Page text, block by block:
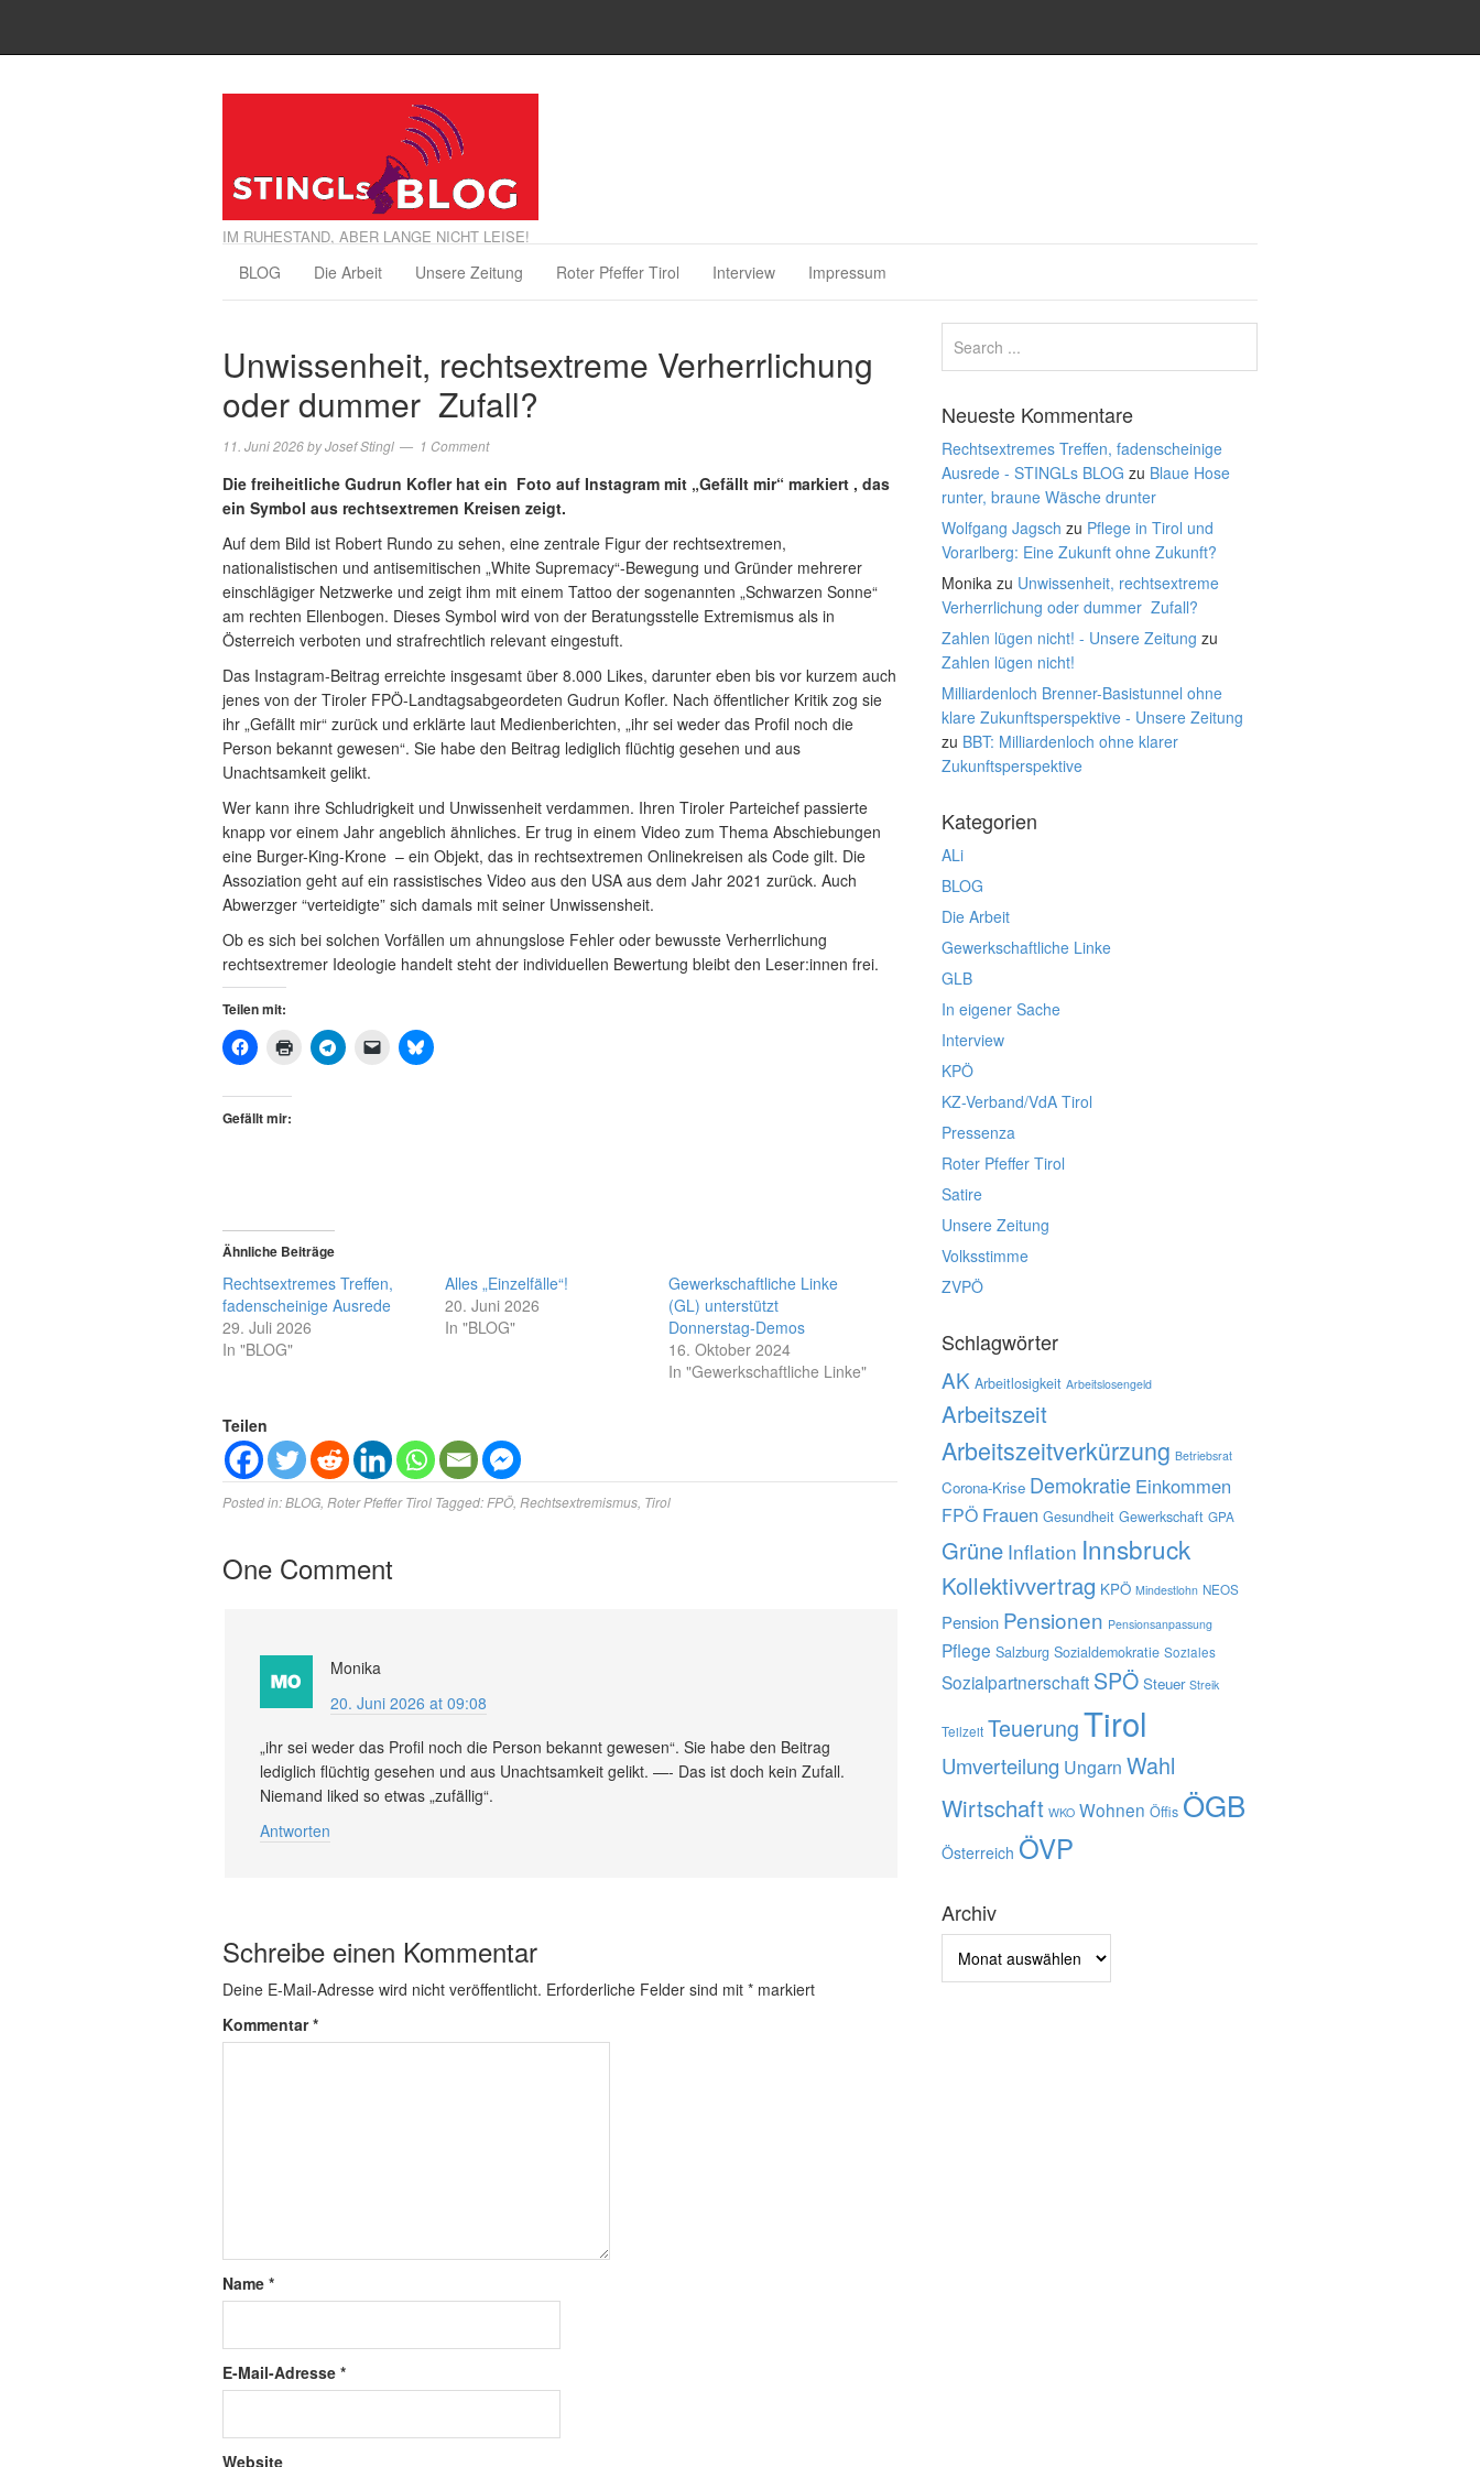
IM RUHESTAND, ABER LANGE NICHT LEISE!
BLOG Die Arbeit Unsere Zeitung Roter Pfeffer Tirol Interview Impressum
Unwissenheit, rechtsextreme Verherrlichung
oder dummer Zufall?
11. Juni 2026byJosef Stingl 1 Comment
Die freiheitliche Gudrun Kofler hat ein Foto auf Instagram mit „Gefällt mir“ markiert , das
ein Symbol aus rechtsextremen Kreisen zeigt.
Auf dem Bild ist Robert Rundo zu sehen, eine zentrale Figur der rechtsextremen,
nationalistischen und antisemitischen „White Supremacy“-Bewegung und Gründer mehrerer
einschlägiger Netzwerke und zeigt ihm mit einem Tattoo der sogenannten „Schwarzen Sonne“
am rechten Ellenbogen. Dieses Symbol wird von der Beratungsstelle Extremismus als in
Österreich verboten und strafrechtlich relevant eingestuft.
Das Instagram-Beitrag erreichte insgesamt über 8.000 Likes, darunter eben bis vor kurzem auch
jenes von der Tiroler FPÖ-Landtagsabgeordeten Gudrun Kofler. Nach öffentlicher Kritik zog sie
ihr „Gefällt mir“ zurück und erklärte laut Medienberichten, „ihr sei weder das Profil noch die
Person bekannt gewesen“. Sie habe den Beitrag lediglich flüchtig gesehen und aus
Unachtsamkeit gelikt.
Wer kann ihre Schludrigkeit und Unwissenheit verdammen. Ihren Tiroler Parteichef passierte
knapp vor einem Jahr angeblich ähnliches. Er trug in einem Video zum Thema Abschiebungen
eine Burger-King-Krone – ein Objekt, das in rechtsextremen Onlinekreisen als Code gilt. Die
Assoziation geht auf ein rassistisches Video aus den USA aus dem Jahr 2021 zurück. Auch
Abwerzger “verteidigte” sich damals mit seiner Unwissensheit.
Ob es sich bei solchen Vorfällen um ahnungslose Fehler oder bewusste Verherrlichung
rechtsextremer Ideologie handelt steht der individuellen Bewertung bleibt den Leser:innen frei.
Teilen mit:
Gefällt mir:
Ähnliche Beiträge
Rechtsextremes Treffen,
fadenscheinige Ausrede
29. Juli 2026
In "BLOG"
Alles „Einzelfälle“!
20. Juni 2026
In "BLOG"
Gewerkschaftliche Linke
(GL) unterstützt
Donnerstag-Demos
16. Oktober 2024
In "Gewerkschaftliche Linke"
Teilen
Posted in:BLOG Roter Pfeffer Tirol Tagged: FPÖ, Rechtsextremismus Tirol
One Comment
Monika
20. Juni 2026 at 09:08
„ihr sei weder das Profil noch die Person bekannt gewesen“. Sie habe den Beitrag
lediglich flüchtig gesehen und aus Unachtsamkeit gelikt. —- Das ist doch kein Zufall.
Niemand liked so etwas „zufällig“.
Antworten
Schreibe einen Kommentar
Deine E-Mail-Adresse wird nicht veröffentlicht. Erforderliche Felder sind mit * markiert
Kommentar*
Name *
E-Mail-Adresse *
Website
Neueste Kommentare
Rechtsextremes Treffen, fadenscheinige
Ausrede - STINGLs BLOG zu Blaue Hose
runter, braune Wäsche drunter
Wolfgang Jagsch zu Pflege in Tirol und
Vorarlberg: Eine Zukunft ohne Zukunft?
Monika zu Unwissenheit, rechtsextreme
Verherrlichung oder dummer Zufall?
Zahlen lügen nicht! - Unsere Zeitung zu
Zahlen lügen nicht!
Milliardenloch Brenner-Basistunnel ohne
klare Zukunftsperspektive - Unsere Zeitung
zu BBT: Milliardenloch ohne klarer
Zukunftsperspektive
Kategorien
ALi
BLOG
Die Arbeit
Gewerkschaftliche Linke
GLB
In eigener Sache
Interview
KPÖ
KZ-Verband/VdA Tirol
Pressenza
Roter Pfeffer Tirol
Satire
Unsere Zeitung
Volksstimme
ZVPÖ
Schlagwörter
AK Arbeitlosigkeit Arbeitslosengeld
Arbeitszeit
Arbeitszeitverkürzung Betriebsrat
Corona-Krise Demokratie Einkommen
FPÖ Frauen Gesundheit Gewerkschaft GPA
Grüne Inflation Innsbruck
Kollektivvertrag KPÖ Mindestlohn NEOS
Pension Pensionen Pensionsanpassung
Pflege Salzburg Sozialdemokratie Soziales
Sozialpartnerschaft SPÖ Steuer Streik
Teilzeit TeuerungTirol
Umverteilung Ungarn Wahl
Wirtschaft WKO Wohnen Öffis ÖGB
Österreich ÖVP
Archiv